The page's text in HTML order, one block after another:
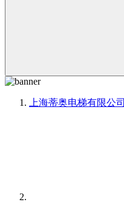
上海蒂奥电梯有限公司